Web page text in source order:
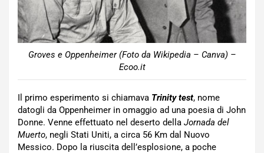
Groves e Oppenheimer (Foto da Wikipedia – Canva) –
Ecoo.it
Il primo esperimento si chiamava Trinity test, nome
datogli da Oppenheimer in omaggio ad una poesia di John
Donne. Venne effettuato nel deserto della Jornada del
Muerto, negli Stati Uniti, a circa 56 Km dal Nuovo
Messico. Dopo la riuscita dell’esplosione, a poche